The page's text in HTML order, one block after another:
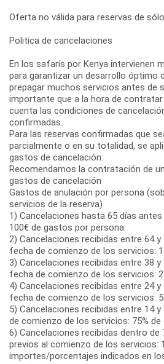
Oferta no válida para reservas de
Politica de cancelaciones
En los safaris por Kenya intervienen
para garantizar un desarrollo óptimo
prepagar muchos servicios antes de
importante que a la hora de
cuenta las condiciones de
confirmadas.
Para las reservas confirmadas que
parcialmente o en su totalidad, se
gastos de cancelación:
Recomendamos la contratación de
gastos de cancelación
Gastos de anulación por persona
servicios de la reserva)
1) Cancelaciones hasta 65 días
100€ de gastos por persona
2) Cancelaciones recibidas entre 64 y
fecha de comienzo de los servicios:
3) Cancelaciones recibidas entre 38 y
fecha de comienzo de los servicios:
4) Cancelaciones recibidas entre 24 y
fecha de comienzo de los servicios:
5) Cancelaciones recibidas entre 14
de comienzo de los servicios: 75% de
6) Cancelaciones recibidas dentro de
previos al comienzo de los servicios:
importes/porcentajes indicados en